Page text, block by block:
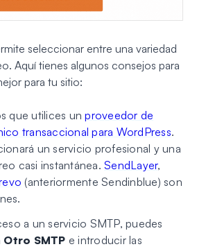
seleccionar entre una variedad
Aquí tienes algunos consejos para
para tu sitio:
que utilices unproveedor de
transaccional para WordPress.
un servicio profesional y una
casi instantánea. SendLayer,
(anteriormente Sendinblue) son
a un servicio SMTP, puedes
Otro SMTP e introducir las